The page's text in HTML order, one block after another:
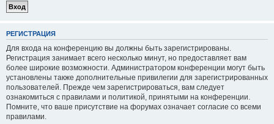
РЕГИСТРАЦИЯ
Для входа на конференцию вы должны быть зарегистрированы.
Регистрация занимает всего несколько минут, но предоставляет вам
более широкие возможности. Администратором конференции могут быть
установлены также дополнительные привилегии для зарегистрированных
пользователей. Прежде чем зарегистрироваться, вам следует
ознакомиться с правилами и политикой, принятыми на конференции.
Помните, что ваше присутствие на форумах означает согласие со всеми
правилами.